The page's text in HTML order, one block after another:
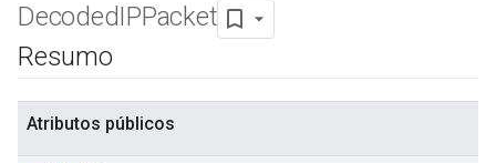
DecodedIPPacket
Resumo
Atributos públicos